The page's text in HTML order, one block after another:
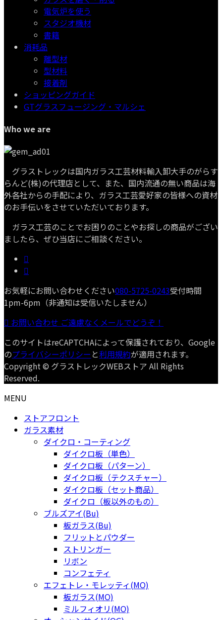
電気炉を使う
スタジオ機材
書籍
消耗品
離型材
型材料
接着剤
ショッピングガイド
GTグラスフュージング・マルシェ
Who we are
グラストレックは国内ガラス工芸材料輸入卸大手のがらす
らんど(株)の代理店として、また、国内流通の無い商品は海
外各社からの手配により、ガラス工芸愛好家の皆様への資材
のお手伝いをさせていただいております。
ガラス工芸のことでお困りのことやお探しの商品がござい
ましたら、ぜひ当店にご相談ください。
お気軽にお問い合わせください080-5725-0243受付時間
1pm-6pm（非通知は受信いたしません）
お問い合わせ ご遠慮なくメールでどうぞ！
このサイトはreCAPTCHAによって保護されており、Google
のプライバシーポリシー と利用規約が適用されます。
Copyright © グラストレックWEBストア All Rights
Reserved.
MENU
ストアフロント
ガラス素材
ダイクロ・コーティング
ダイクロ板（単色）
ダイクロ板（パターン）
ダイクロ板（テクスチャー）
ダイクロ板（セット商品）
ダイクロ（板以外のもの）
ブルズアイ(Bu)
板ガラス(Bu)
フリットとパウダー
ストリンガー
リボン
コンフェティ
エフェトレ・モレッティ(MO)
板ガラス(MO)
ミルフィオリ(MO)